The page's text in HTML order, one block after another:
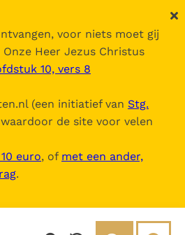
voor niets moet gij
Onze Heer Jezus Christus
10, vers 8
(een initiatief van Stg.
de site voor velen
euro, of met een ander,
.